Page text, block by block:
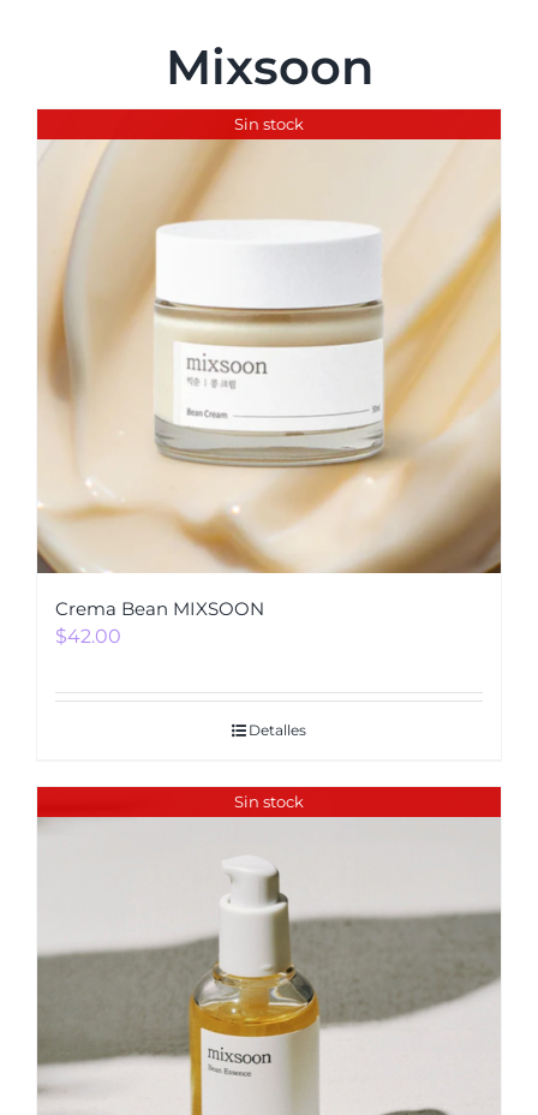
Marcas
Mixsoon
Sin stock
Crema Bean MIXSOON
$42.00
Detalles
Sin stock